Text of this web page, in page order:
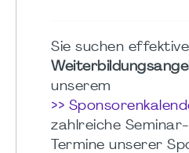
Sie suchen effektive
unserem
>>
zahlreiche
Termine unserer